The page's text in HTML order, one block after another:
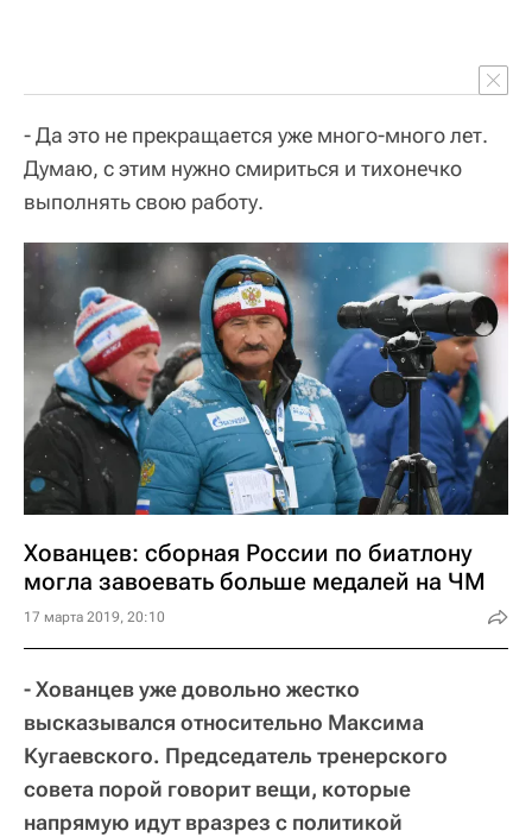
- Да это не прекращается уже много-много лет.
Думаю, с этим нужно смириться и тихонечко
выполнять свою работу.
Хованцев: сборная России по биатлону
могла завоевать больше медалей на ЧМ
17 марта 2019, 20:10
- Хованцев уже довольно жестко
высказывался относительно Максима
Кугаевского. Председатель тренерского
совета порой говорит вещи, которые
напрямую идут вразрез с политикой